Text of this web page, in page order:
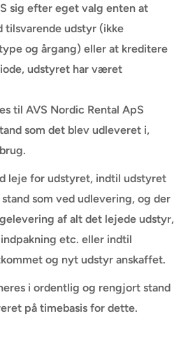
sig efter eget valg enten at
udstyr (ikke
og årgang) eller at kreditere
udstyret har været
til AVS Nordic Rental ApS
som det blev udleveret i,
leje for udstyret, indtil udstyret
som ved udlevering, og der
af alt det lejede udstyr,
etc. eller indtil
og nyt udstyr anskaffet.
i ordentlig og rengjort stand
på timebasis for dette.